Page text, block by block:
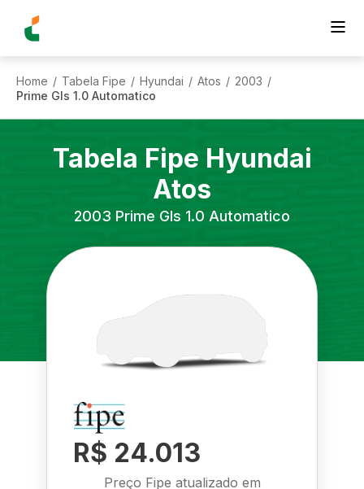
Home / Tabela Fipe / Hyundai / Atos / 2003 /
Prime Gls 1.0 Automatico
Tabela Fipe Hyundai
Atos
2003 Prime Gls 1.0 Automatico
R$ 24.013
Preço Fipe atualizado em